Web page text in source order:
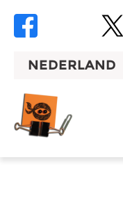
NEDERLAND